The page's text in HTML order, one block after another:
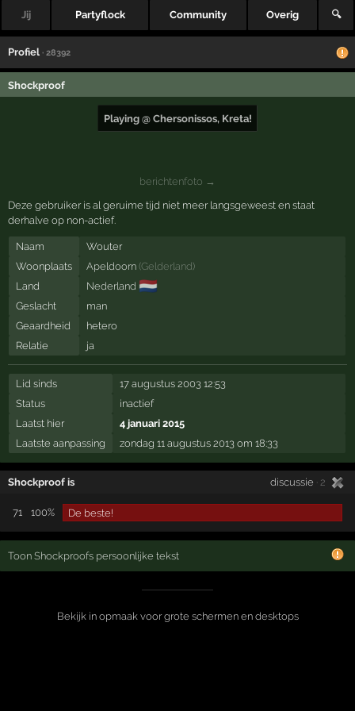
Jij Partyflock Community Overig 🔍
Profiel · 28392
Shockproof
Playing @ Chersonissos, Kreta!
berichtenfoto →
Deze gebruiker is al geruime tijd niet meer langsgeweest en staat
derhalve op non-actief.
Naam
Wouter
Woonplaats
Apeldoorn (Gelderland)
Land
Nederland 🇳🇱
Geslacht
man
Geaardheid
hetero
Relatie
ja
Lid sinds
17 augustus 2003 12:53
Status
inactief
Laatst hier
4 januari 2015
Laatste aanpassing
zondag 11 augustus 2013 om 18:33
Shockproof is discussie · 2
71 100% De beste!
Toon Shockproofs persoonlijke tekst
Bekijk in opmaak voor grote schermen en desktops